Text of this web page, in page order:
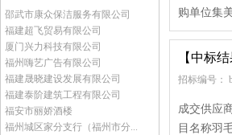
邵武市康众保洁服务有限公司
福建超飞贸易有限公司
厦门兴力科技有限公司
福州嗨艺广告有限公司
福建晟晓建设发展有限公司
福建泰阶建筑工程有限公司
福安市丽娇酒楼
福州城区家分支行（福州市分...
购单位集
【中标结
招标编号：
成交供应
目名称羽